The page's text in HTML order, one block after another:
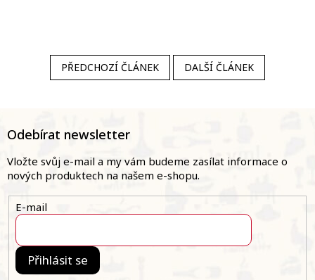
PŘEDCHOZÍ ČLÁNEK DALŠÍ ČLÁNEK
a
Odebírat newsletter
Vložte svůj e-mail a my vám budeme zasílat informace o
nových produktech na našem e-shopu.
E-mail
Přihlásit se